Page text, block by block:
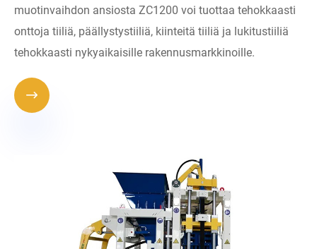
muotinvaihdon ansiosta ZC1200 voi tuottaa tehokkaasti
onttoja tiiliä, päällystystiiliä, kiinteitä tiiliä ja lukitustiiliä
tehokkaasti nykyaikaisille rakennusmarkkinoille.
